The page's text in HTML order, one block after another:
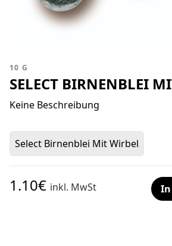
10 G
SELECT BIRNENBLEI
Keine Beschreibung
Select Birnenblei Mit Wirbel
1.10€ inkl. MwSt In